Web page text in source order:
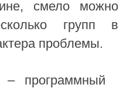
смело можно
групп в
проблемы.
– программный